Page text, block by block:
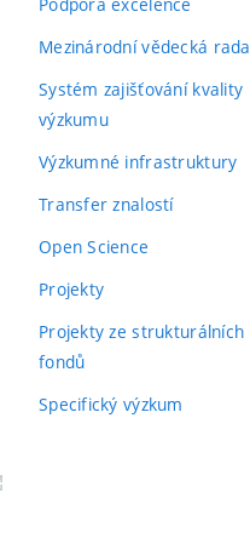
Mezinárodní vědecká rada
Systém zajišťování kvality
výzkumu
Výzkumné infrastruktury
Transfer znalostí
Open Science
Projekty
Projekty ze strukturálních
fondů
Specifický výzkum